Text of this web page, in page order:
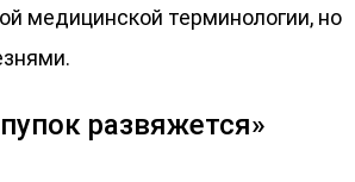
медицинской терминологии, но
развяжется»